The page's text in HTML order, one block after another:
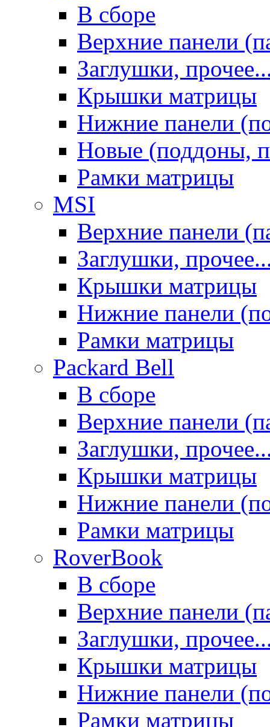
В сборе
Верхние панели
Заглушки,
Крышки матрицы
Нижние панели
Новые (поддоны,
Рамки матрицы
MSI
Верхние панели
Заглушки,
Крышки матрицы
Нижние панели
Рамки матрицы
Packard Bell
В сборе
Верхние панели
Заглушки,
Крышки матрицы
Нижние панели
Рамки матрицы
RoverBook
В сборе
Верхние панели
Заглушки,
Крышки матрицы
Нижние панели
Рамки матрицы